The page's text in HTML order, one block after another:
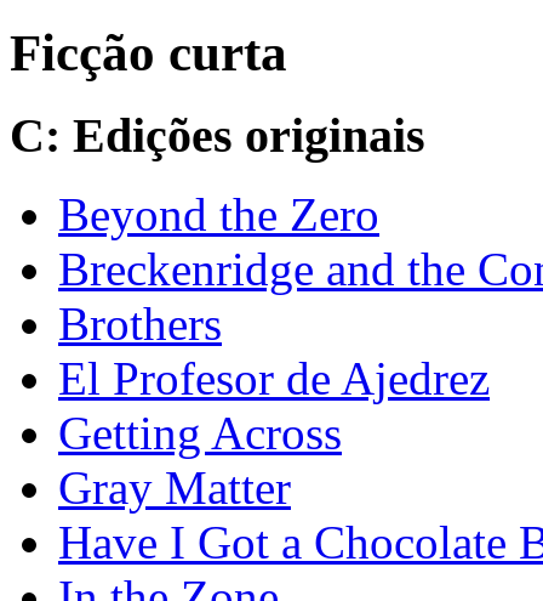
Ficção curta
C: Edições originais
Beyond the Zero
Breckenridge and the
Brothers
El Profesor de Ajedrez
Getting Across
Gray Matter
Have I Got a Chocolate